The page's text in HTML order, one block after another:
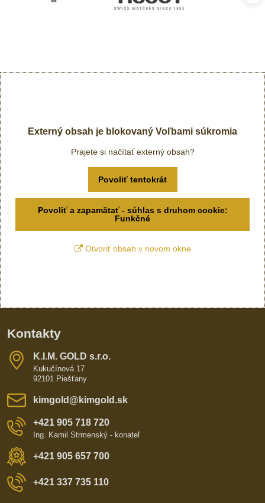
Externý obsah je blokovaný Voľbami súkromia
Prajete si načítať externý obsah?
Povoliť tentokrát
Povoliť a zapamätať - súhlas s druhom cookie:
Funkčné
Otvoriť obsah v novom okne
Kontakty
K​​.I​​.M​​. GOLD s​​.r​​.o​​.
Kukučínová 17
92101 Piešťany
kimgold​@kimgold​.sk
+421 905 718 720
Ing. Kamil Strmenský - konateľ
+421 905 657 700
+421 337 735 110